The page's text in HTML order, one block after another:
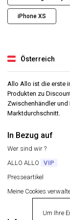
iPhone XS
Österreich
Allo Allo ist die erste
Produkten zu
Zwischenhändler und
Marktdurchschnitt.
In Bezug auf
Wer sind wir ?
ALLO ALLO
VIP
Presseartikel
Meine Cookies
Um Ihre